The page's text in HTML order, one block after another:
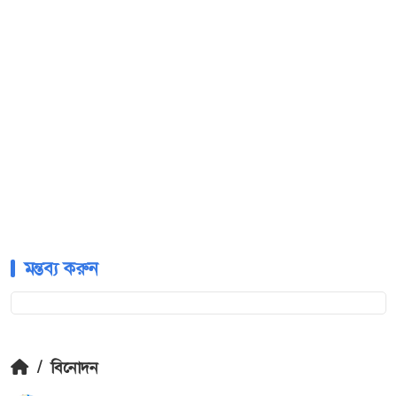
মন্তব্য করুন
/ বিনোদন